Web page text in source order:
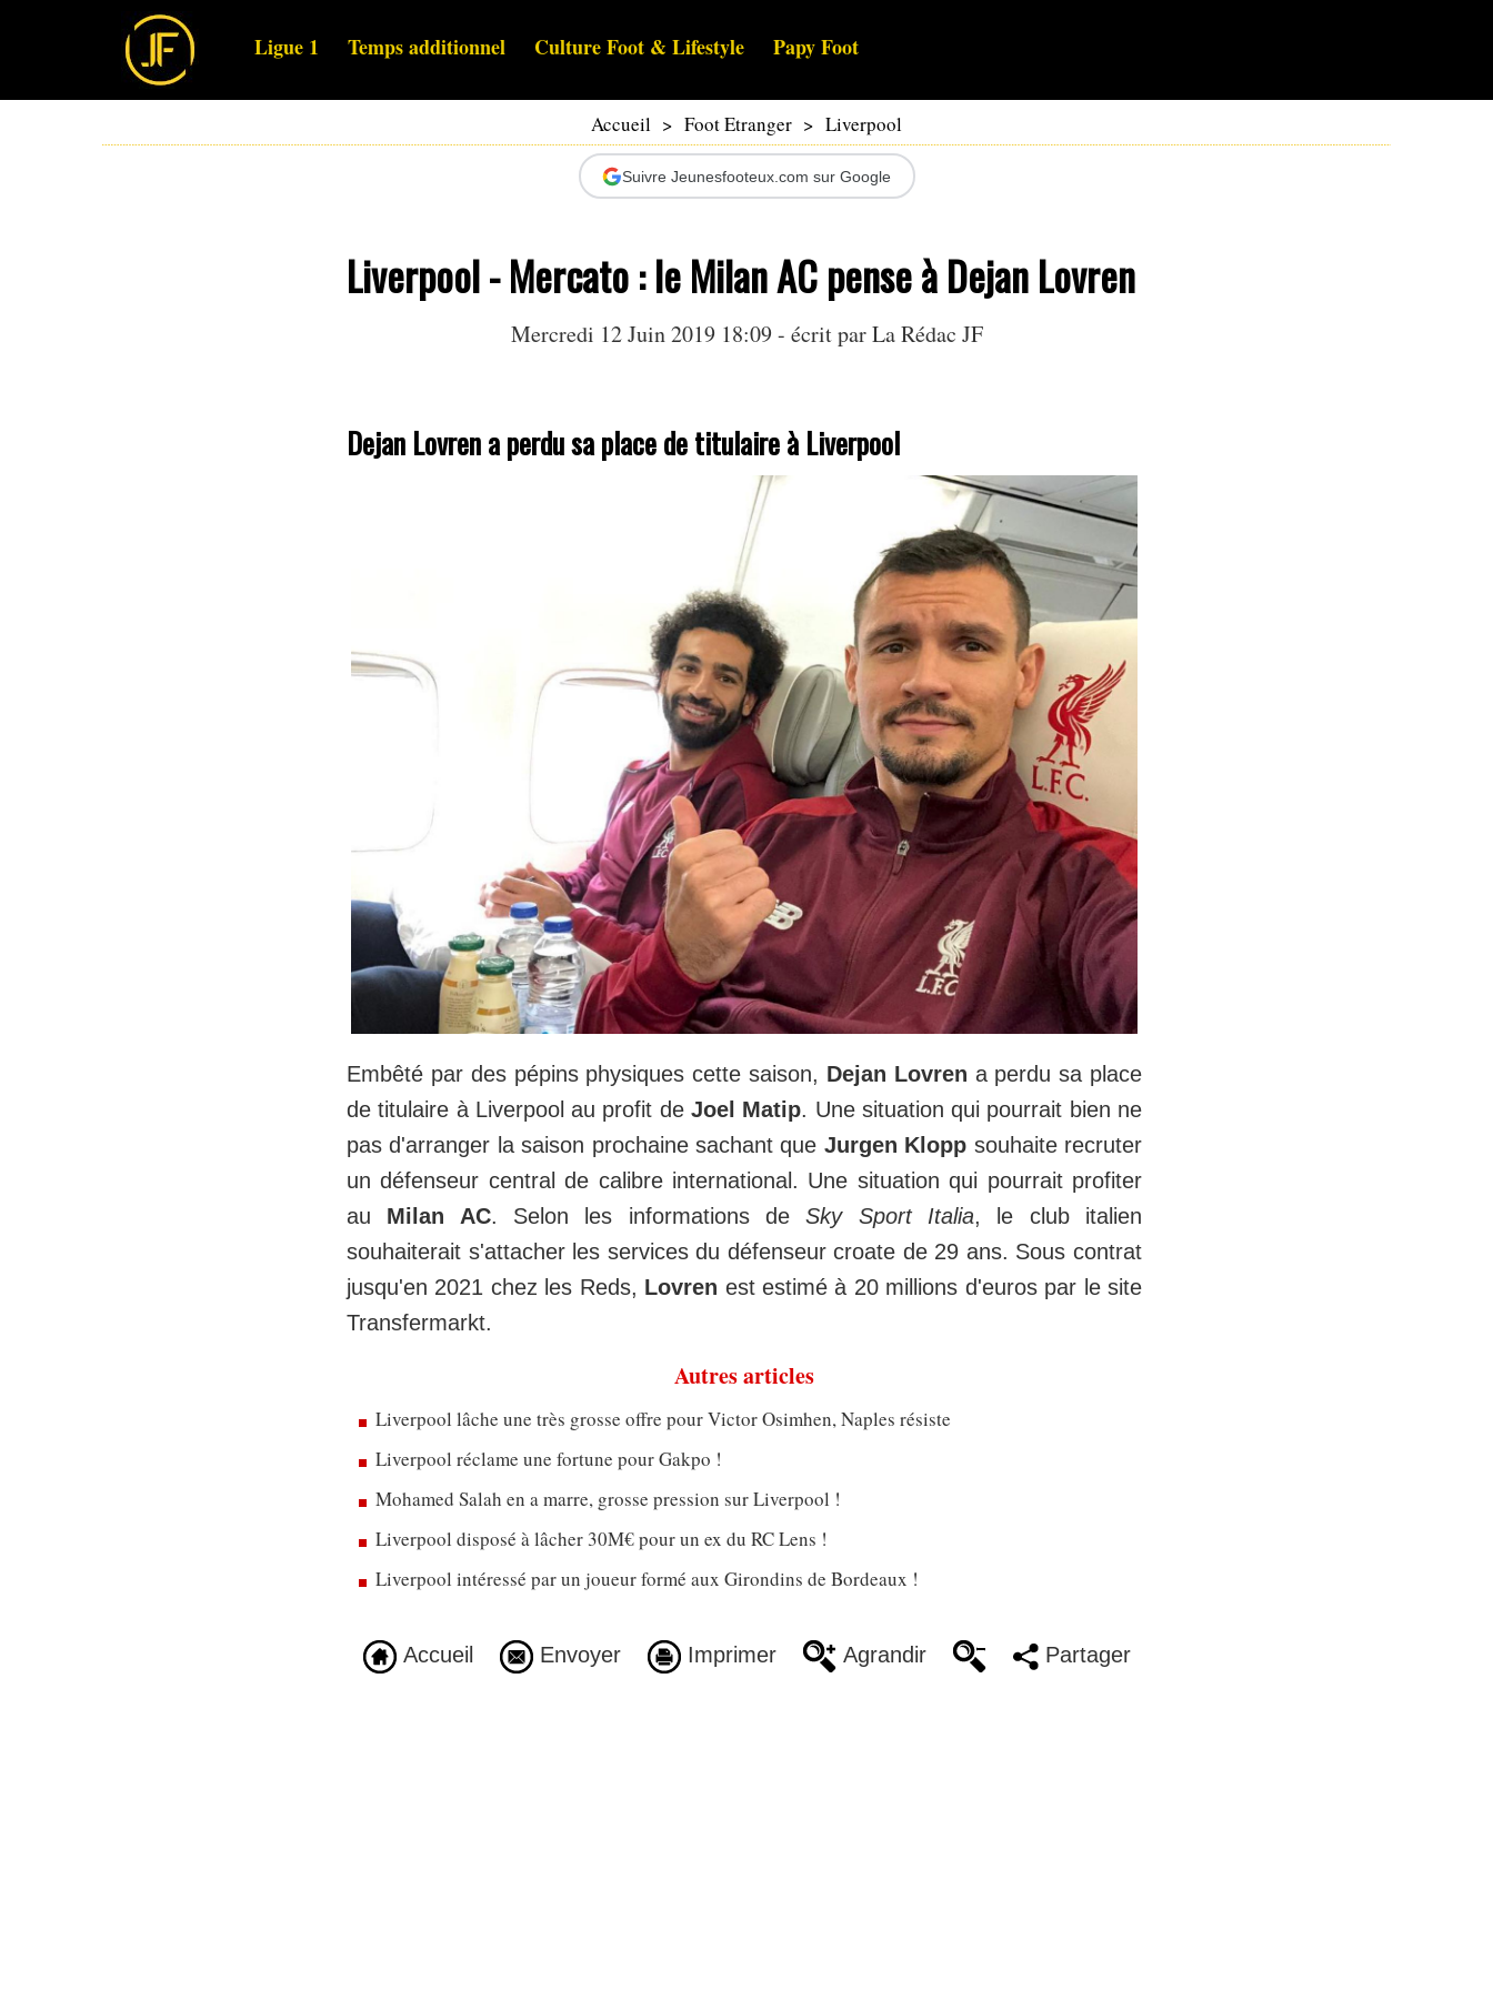
Ligue 1 Temps additionnel Culture Foot & Lifestyle Papy Foot
Accueil > Foot Etranger > Liverpool
Suivre Jeunesfooteux.com sur Google
Liverpool - Mercato : le Milan AC pense à Dejan Lovren
Mercredi 12 Juin 2019 18:09 - écrit par La Rédac JF
Dejan Lovren a perdu sa place de titulaire à Liverpool
Embêté par des pépins physiques cette saison, Dejan Lovren a perdu sa place
de titulaire à Liverpool au profit de Joel Matip. Une situation qui pourrait bien ne
pas d'arranger la saison prochaine sachant que Jurgen Klopp souhaite recruter
un défenseur central de calibre international. Une situation qui pourrait profiter
au Milan AC. Selon les informations deSky Sport Italia, le club italien
souhaiterait s'attacher les services du défenseur croate de 29 ans. Sous contrat
jusqu'en 2021 chez les Reds, Lovren est estimé à 20 millions d'euros par le site
Transfermarkt.
Autres articles
Liverpool lâche une très grosse offre pour Victor Osimhen, Naples résiste
Liverpool réclame une fortune pour Gakpo !
Mohamed Salah en a marre, grosse pression sur Liverpool !
Liverpool disposé à lâcher 30M€ pour un ex du RC Lens !
Liverpool intéressé par un joueur formé aux Girondins de Bordeaux !
Accueil Envoyer Imprimer Agrandir Partager